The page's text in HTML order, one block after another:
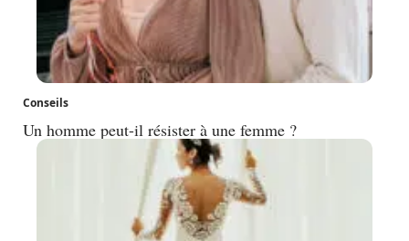
Conseils
Un homme peut-il résister à une femme ?